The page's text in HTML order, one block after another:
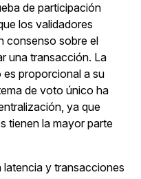
de participación
los validadores
consenso sobre el
una transacción. La
proporcional a su
de voto único ha
ya que
tienen la mayor parte
latencia y transacciones